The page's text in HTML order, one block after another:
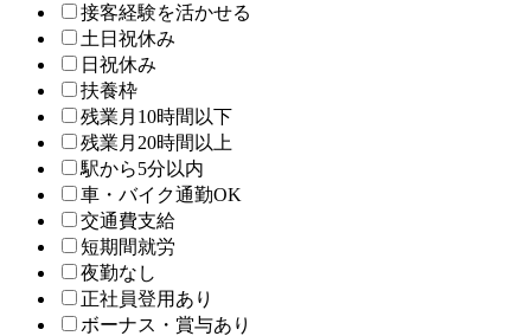
接客経験を活かせる
土日祝休み
日祝休み
扶養枠
残業月10時間以下
残業月20時間以上
駅から5分以内
車・バイク通勤OK
交通費支給
短期間就労
夜勤なし
正社員登用あり
ボーナス・賞与あり